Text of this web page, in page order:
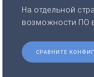
На отдельной
возможности ПО
СРАВНИТЕ